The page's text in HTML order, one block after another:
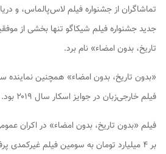
تماشاگران از جشنواره فیلم لاس‌پالماس، و
جدید جشنواره فیلم شیکاگو تنها بخشی از
تاریخ، بدون امضاء» نام برد.
«بدون تاریخ، بدون امضاء» همچنین نماینده
فیلم خارجی‌زبان در جوایز اسکار سال ۲۰۱۹ بود.
فیلم «بدون تاریخ، بدون امضاء» در اکران